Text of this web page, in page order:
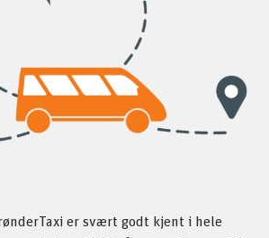
er svært godt kjent i hele